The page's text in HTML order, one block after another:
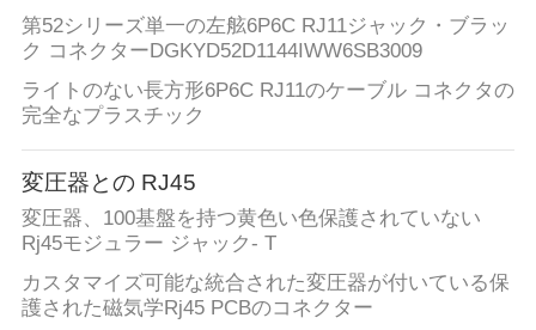
し
な
さ
い
SITEMAP
第52シリーズ単一の左舷6P6C RJ11ジャック・ブラッ
ク コネクターDGKYD52D1144IWW6SB3009
ライトのない長方形6P6C RJ11のケーブル コネクタの
完全なプラスチック
変圧器との RJ45
変圧器、100基盤を持つ黄色い色保護されていない
Rj45モジュラー ジャック- T
カスタマイズ可能な統合された変圧器が付いている保
護された磁気学Rj45 PCBのコネクター